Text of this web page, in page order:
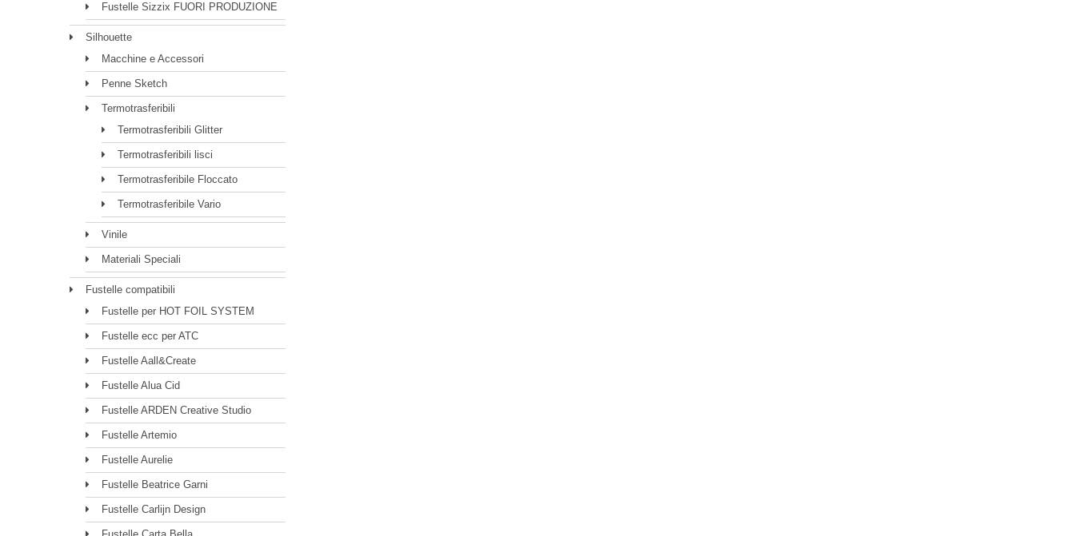
Fustelle Sizzix FUORI PRODUZIONE
Silhouette
Macchine e Accessori
Penne Sketch
Termotrasferibili
Termotrasferibili Glitter
Termotrasferibili lisci
Termotrasferibile Floccato
Termotrasferibile Vario
Vinile
Materiali Speciali
Fustelle compatibili
Fustelle per HOT FOIL SYSTEM
Fustelle ecc per ATC
Fustelle Aall&Create
Fustelle Alua Cid
Fustelle ARDEN Creative Studio
Fustelle Artemio
Fustelle Aurelie
Fustelle Beatrice Garni
Fustelle Carlijn Design